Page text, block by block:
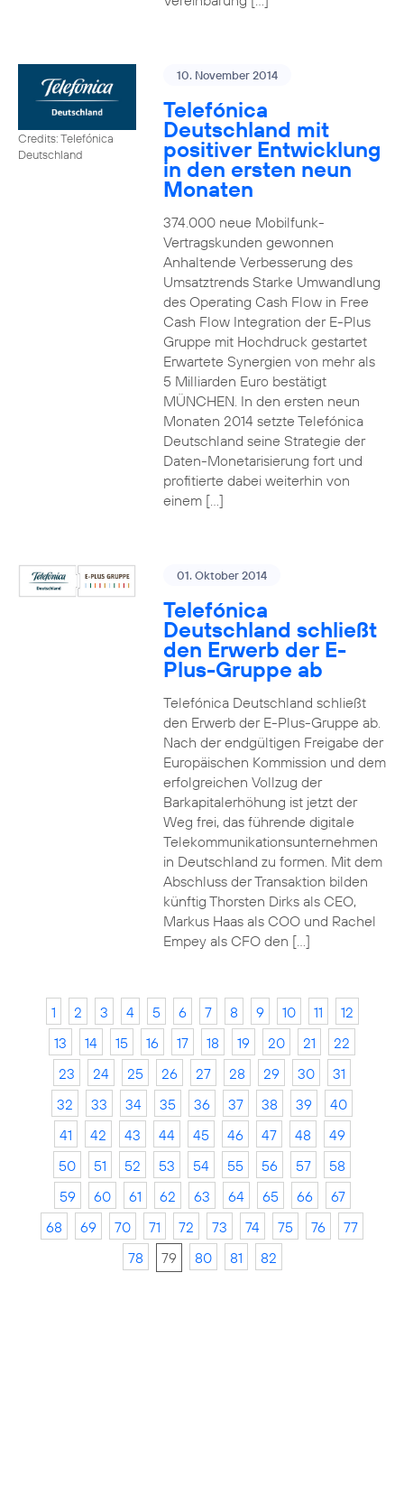
Credits: Telefónica
Deutschland
10. November 2014
Telefónica
Deutschland mit
positiver Entwicklung
in den ersten neun
Monaten
374.000 neue Mobilfunk-
Vertragskunden gewonnen
Anhaltende Verbesserung des
Umsatztrends Starke Umwandlung
des Operating Cash Flow in Free
Cash Flow Integration der E-Plus
Gruppe mit Hochdruck gestartet
Erwartete Synergien von mehr als
5 Milliarden Euro bestätigt
MÜNCHEN. In den ersten neun
Monaten 2014 setzte Telefónica
Deutschland seine Strategie der
Daten-Monetarisierung fort und
profitierte dabei weiterhin von
einem […]
01. Oktober 2014
Telefónica
Deutschland schließt
den Erwerb der E-
Plus-Gruppe ab
Telefónica Deutschland schließt
den Erwerb der E-Plus-Gruppe ab.
Nach der endgültigen Freigabe der
Europäischen Kommission und dem
erfolgreichen Vollzug der
Barkapitalerhöhung ist jetzt der
Weg frei, das führende digitale
Telekommunikationsunternehmen
in Deutschland zu formen. Mit dem
Abschluss der Transaktion bilden
künftig Thorsten Dirks als CEO,
Markus Haas als COO und Rachel
Empey als CFO den […]
1 2 3 4 5 6 7 8 9 10 11
12
13
14 15 16 17 18 19 20 21
22
23
24 25 26 27 28 29 30
31
32
33 34 35 36 37 38 39
40
41
42 43 44 45 46 47 48
49
50
51 52 53 54 55 56 57
58
59
60 61 62 63 64 65 66
67
68
69 70 71 72 73 74 75 76
77
78
79 80 81 82